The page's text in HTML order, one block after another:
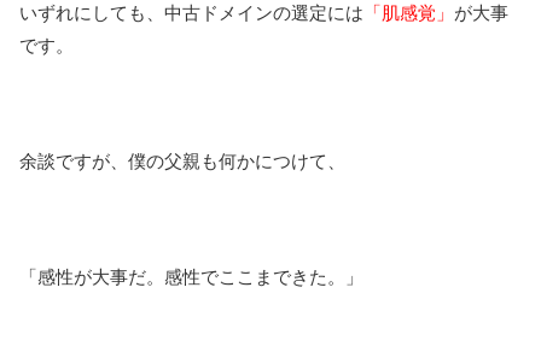
いずれにしても、中古ドメインの選定には 「肌感覚」 が大事
です。
余談ですが、僕の父親も何かにつけて、
「感性が大事だ。感性でここまできた。」